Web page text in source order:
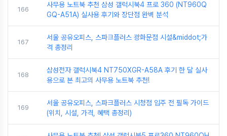
166
사무용 노트북 추천 삼성 갤럭시북4 프로 360 (NT960Q
GQ-A51A) 실사용 후기와 장단점 완벽 분석
167
서울 공유오피스, 스파크플러스 광화문점 시설&middot;가
격 총정리
168
삼성전자 갤럭시북4 NT750XGR-A58A 후기 한 달 실사
용으로 본 최고의 사무용 노트북 추천!
169
서울 공유오피스, 스파크플러스 시청점 입주 전 필독 가이드
(위치, 시설, 가격, 혜택 총정리)